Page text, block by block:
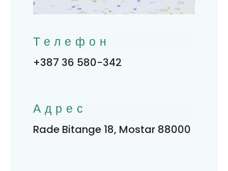
Телефон
+387 36 580-342
Адрес
Rade Bitange 18, Mostar 88000